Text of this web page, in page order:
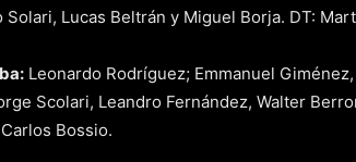
Solari, Lucas Beltrán y Miguel Borja. DT:
Leonardo Rodríguez; Emmanuel
Scolari, Leandro Fernández, Walter
Bossio.